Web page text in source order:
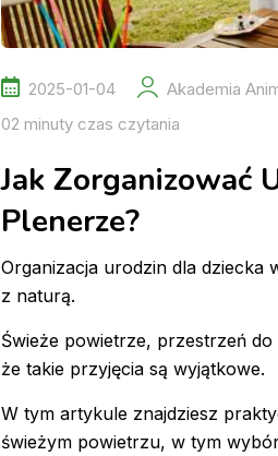
2025-01-04 Akademia
02 minuty czas czytania
Jak Zorganizować
Plenerze?
Organizacja urodzin dla dziecka
z naturą.
Świeże powietrze, przestrzeń
że takie przyjęcia są wyjątkowe.
W tym artykule znajdziesz
świeżym powietrzu, w tym